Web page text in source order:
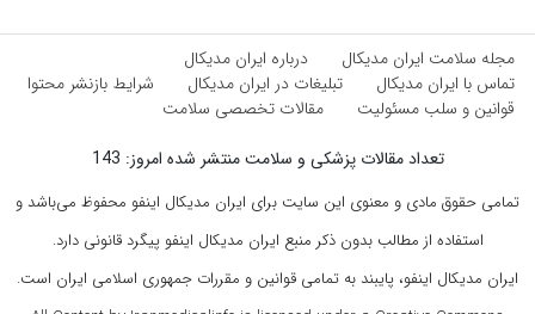
مجله سلامت ایران مدیکال
درباره ایران مدیکال
تماس با ایران مدیکال
تبلیغات در ایران مدیکال
شرایط بازنشر محتوا
قوانین و سلب مسئولیت
مقالات تخصصی سلامت
تعداد مقالات پزشکی و سلامت منتشر شده امروز: 143
تمامی حقوق مادی و معنوی این سایت برای ایران مدیکال اینفو محفوظ می‌باشد و
استفاده از مطالب بدون ذکر منبع ایران مدیکال اینفو پیگرد قانونی دارد.
ایران مدیکال اینفو، پایبند به تمامی قوانین و مقررات جمهوری اسلامی ایران است.